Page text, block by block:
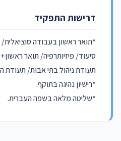
דרישות התפקיד
*תואר ראשון בעבודה סוציאלית/
תעודת ניהול בתי אבות/ תעודת
*רישיון נהיגה בתוקף.
*שליטה מלאה בשפה העברית.